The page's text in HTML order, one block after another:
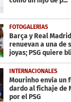
FOTOGALERÍAS
Barça y Real Madrid
renuevan a una de
joyas; PSG quiere
una figura
INTERNACIONALES
Mourinho envía un
dardo al fichaje de
por el PSG